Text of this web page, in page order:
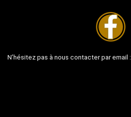
N’hésitez pas à nous contacter par email :